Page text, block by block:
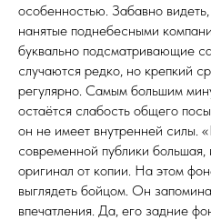
особенностью. Забавно
нанятые поднебесными
буквально подсматривающие
случаются редко, но крепкий
регулярно. Самым большим
остаётся слабость общего
он не имеет внутренней силы.
современной публики большая,
оригинал от копии. На этом
выглядеть бойцом. Он
впечатления. Да, его задние